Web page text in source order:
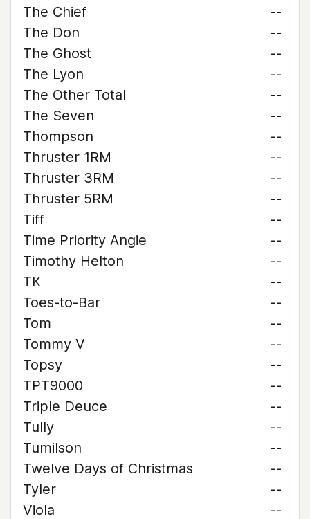
The Chief
--
The Don
--
The Ghost
--
The Lyon
--
The Other Total
--
The Seven
--
Thompson
--
Thruster 1RM
--
Thruster 3RM
--
Thruster 5RM
--
Tiff
--
Time Priority Angie
--
Timothy Helton
--
TK
--
Toes-to-Bar
--
Tom
--
Tommy V
--
Topsy
--
TPT9000
--
Triple Deuce
--
Tully
--
Tumilson
--
Twelve Days of Christmas
--
Tyler
--
Viola
--